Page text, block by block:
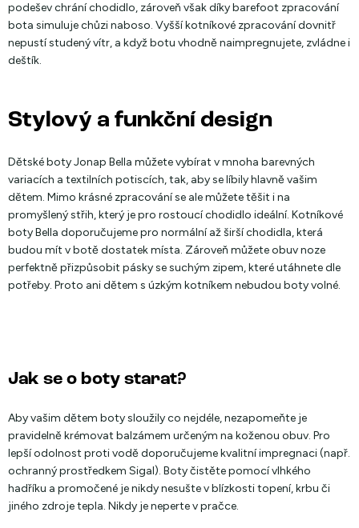
podešev chrání chodidlo, zároveň však díky barefoot zpracování
bota simuluje chůzi naboso. Vyšší kotníkové zpracování dovnitř
nepustí studený vítr, a když botu vhodně naimpregnujete, zvládne i
deštík.
Stylový a funkční design
Dětské boty Jonap Bella můžete vybírat v mnoha barevných
variacích a textilních potiscích, tak, aby se líbily hlavně vašim
dětem. Mimo krásné zpracování se ale můžete těšit i na
promyšlený střih, který je pro rostoucí chodidlo ideální. Kotníkové
boty Bella doporučujeme pro normální až širší chodidla, která
budou mít v botě dostatek místa. Zároveň můžete obuv noze
perfektně přizpůsobit pásky se suchým zipem, které utáhnete dle
potřeby. Proto ani dětem s úzkým kotníkem nebudou boty volné.
Jak se o boty starat?
Aby vašim dětem boty sloužily co nejdéle, nezapomeňte je
pravidelně krémovat balzámem určeným na koženou obuv. Pro
lepší odolnost proti vodě doporučujeme kvalitní impregnaci (např.
ochranný prostředkem Sigal). Boty čistěte pomocí vlhkého
hadříku a promočené je nikdy nesušte v blízkosti topení, krbu či
jiného zdroje tepla. Nikdy je neperte v pračce.